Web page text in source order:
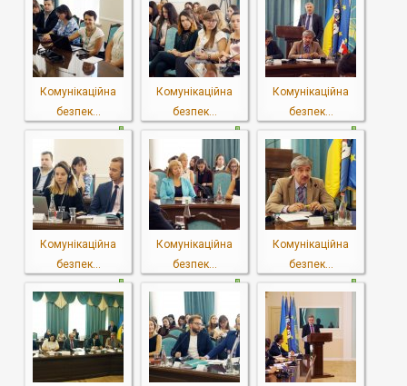
Комунікаційна
безпек...
Комунікаційна
безпек...
Комунікаційна
безпек...
Комунікаційна
безпек...
Комунікаційна
безпек...
Комунікаційна
безпек...